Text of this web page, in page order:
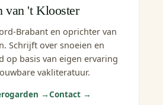
van 't Klooster
Brabant en oprichter van
Schrijft over snoeien en
op basis van eigen ervaring
vakliteratuur.
→Contact →